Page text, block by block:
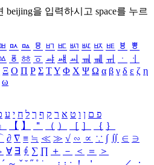
beijing을 입력하시고 space를 누르
ㅯ ㅰ ㅱ ㅲ ㅳ ㅴ ㅵ ㅶ ㅷ ㅸ
ㅹ
ㆄ ㆅ ㆆ ㆇ ㆈ ㆉ ㆊ ㆋ ㆌ ㆍ
ㆎ
Ξ Ο Π Ρ Σ ΤΥ Φ Χ Ψ Ω α β γ δ ε ζ η
ω
פ ם ן ו ט א ר ק ף ך ל ח י ע
【 】 ＂ （ ） ［ ］ ｛ ｝
∂ ∇ ≡ ≒ ≪ ≫ √ ∽ ∝ ∵ ∫ ∬ ∈ ∋
∀ ∃ ∮ ∑ ∏ ＋ － ＜ ＝
＞